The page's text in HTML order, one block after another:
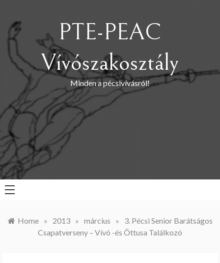
content
PTE-PEAC
Vívószakosztály
Minden a pécsivívásról!
Home » 2013 » március »
3. Pécsi Senior Barátságos
Csapatverseny – Vívó -és Öttusa Találkozó